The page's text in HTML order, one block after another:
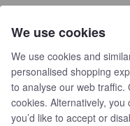
TELEFON
EMAIL
Email:
We use cookies
We use cookies and
personalised shopping
to analyse our web traffic.
cookies. Alternatively,
you’d like to accept or